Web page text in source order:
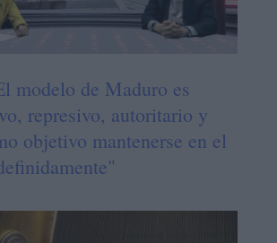
modelo de Maduro es
represivo, autoritario y
objetivo mantenerse en el